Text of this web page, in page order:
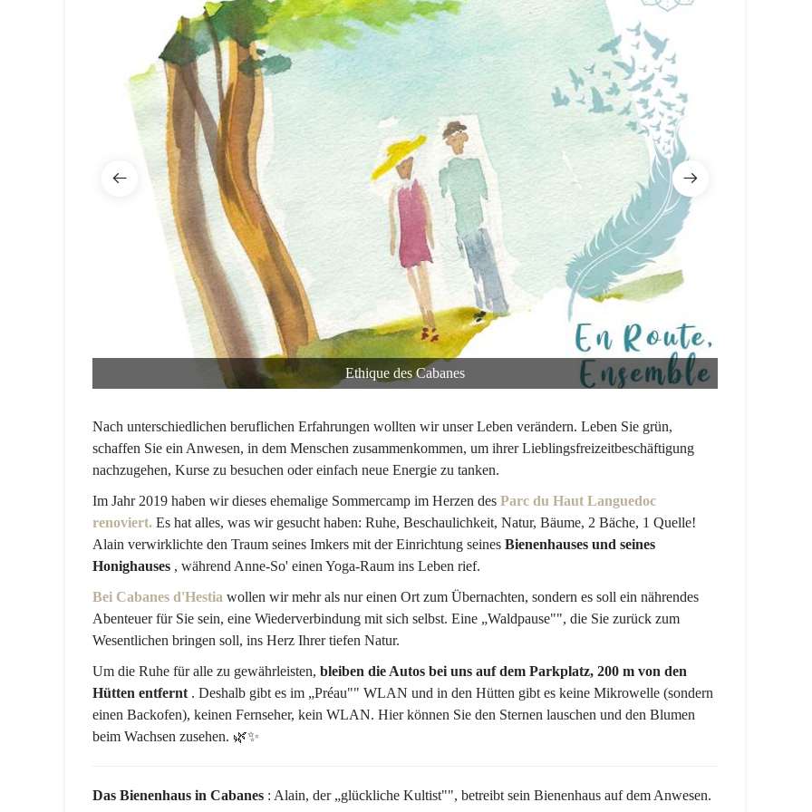
Ethique des Cabanes
Nach unterschiedlichen beruflichen Erfahrungen wollten wir unser Leben verändern. Leben Sie grün,
schaffen Sie ein Anwesen, in dem Menschen zusammenkommen, um ihrer Lieblingsfreizeitbeschäftigung
nachzugehen, Kurse zu besuchen oder einfach neue Energie zu tanken.
Im Jahr 2019 haben wir dieses ehemalige Sommercamp im Herzen des Parc du Haut Languedoc
renoviert. Es hat alles, was wir gesucht haben: Ruhe, Beschaulichkeit, Natur, Bäume, 2 Bäche, 1 Quelle!
Alain verwirklichte den Traum seines Imkers mit der Einrichtung seines Bienenhauses und seines
Honighauses , während Anne-So' einen Yoga-Raum ins Leben rief.
Bei Cabanes d'Hestia wollen wir mehr als nur einen Ort zum Übernachten, sondern es soll ein nährendes
Abenteuer für Sie sein, eine Wiederverbindung mit sich selbst. Eine „Waldpause"", die Sie zurück zum
Wesentlichen bringen soll, ins Herz Ihrer tiefen Natur.
Um die Ruhe für alle zu gewährleisten, bleiben die Autos bei uns auf dem Parkplatz, 200 m von den
Hütten entfernt . Deshalb gibt es im „Préau"" WLAN und in den Hütten gibt es keine Mikrowelle (sondern
einen Backofen), keinen Fernseher, kein WLAN. Hier können Sie den Sternen lauschen und den Blumen
beim Wachsen zusehen. 🌿✨
Das Bienenhaus in Cabanes : Alain, der „glückliche Kultist"", betreibt sein Bienenhaus auf dem Anwesen.